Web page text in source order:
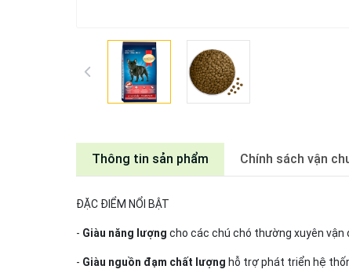
Thông tin sản phẩm Chính sách vận
ĐẶC ĐIỂM NỔI BẬT
- Giàu năng lượng cho các chú chó thường xuyên vận
- Giàu nguồn đạm chất lượng hỗ trợ phát triển hệ